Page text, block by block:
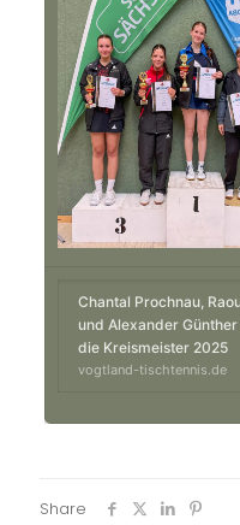
Chantal Prochnau,
und Alexander Günther
die Kreismeister 2025
vogtland-tischtennis.de
Share